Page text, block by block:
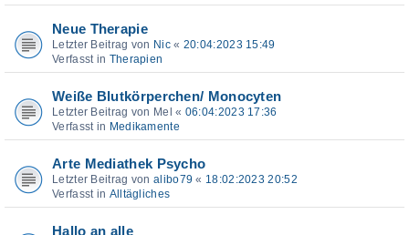
Neue Therapie
Letzter Beitrag von Nic« 20:04:2023 15:49
Verfasst in Therapien
Weiße Blutkörperchen/ Monocyten
Letzter Beitrag von Mel « 06:04:2023 17:36
Verfasst in Medikamente
Arte Mediathek Psycho
Letzter Beitrag von alibo79 « 18:02:2023 20:52
Verfasst in Alltägliches
Hallo an alle